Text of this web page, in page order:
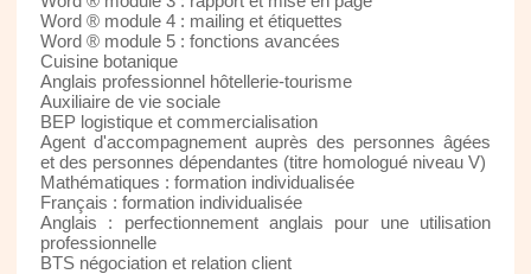
Word ® module 4 : mailing et étiquettes
Word ® module 5 : fonctions avancées
Cuisine botanique
Anglais professionnel hôtellerie-tourisme
Auxiliaire de vie sociale
BEP logistique et commercialisation
Agent d'accompagnement auprès des personnes âgées
et des personnes dépendantes (titre homologué niveau V)
Mathématiques : formation individualisée
Français : formation individualisée
Anglais : perfectionnement anglais pour une utilisation
professionnelle
BTS négociation et relation client